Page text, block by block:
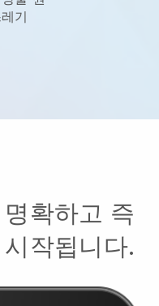
기
확하고 즉
작됩니다.